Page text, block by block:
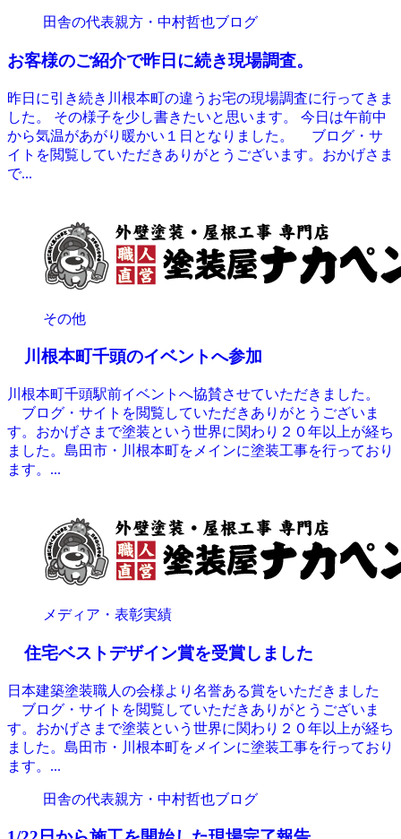
田舎の代表親方・中村哲也ブログ
お客様のご紹介で昨日に続き現場調査。
昨日に引き続き川根本町の違うお宅の現場調査に行ってきま
した。 その様子を少し書きたいと思います。 今日は午前中
から気温があがり暖かい１日となりました。 ブログ・サ
イトを閲覧していただきありがとうございます。おかげさま
で...
その他
川根本町千頭のイベントへ参加
川根本町千頭駅前イベントへ協賛させていただきました。
ブログ・サイトを閲覧していただきありがとうございま
す。おかげさまで塗装という世界に関わり２０年以上が経ち
ました。島田市・川根本町をメインに塗装工事を行っており
ます。...
メディア・表彰実績
住宅ベストデザイン賞を受賞しました
日本建築塗装職人の会様より名誉ある賞をいただきました
ブログ・サイトを閲覧していただきありがとうございま
す。おかげさまで塗装という世界に関わり２０年以上が経ち
ました。島田市・川根本町をメインに塗装工事を行っており
ます。...
田舎の代表親方・中村哲也ブログ